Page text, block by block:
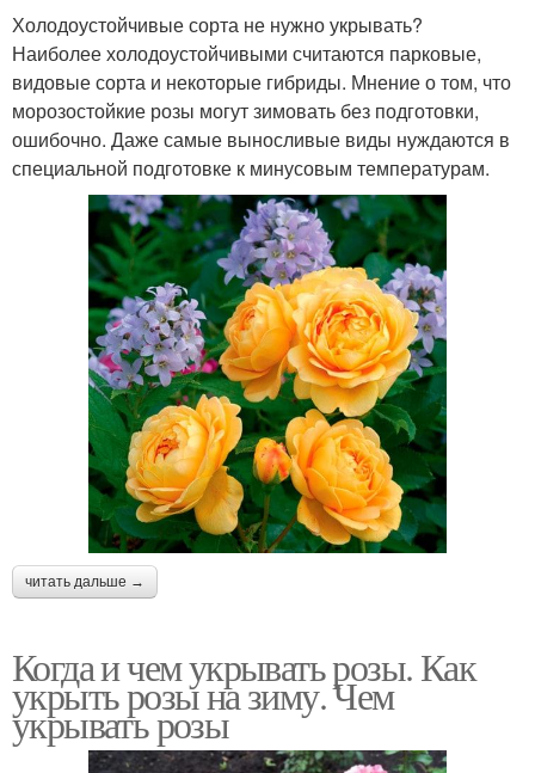
Холодоустойчивые сорта не нужно укрывать?
Наиболее холодоустойчивыми считаются парковые,
видовые сорта и некоторые гибриды. Мнение о том, что
морозостойкие розы могут зимовать без подготовки,
ошибочно. Даже самые выносливые виды нуждаются в
специальной подготовке к минусовым температурам.
читать дальше →
Когда и чем укрывать розы. Как
укрыть розы на зиму. Чем
укрывать розы